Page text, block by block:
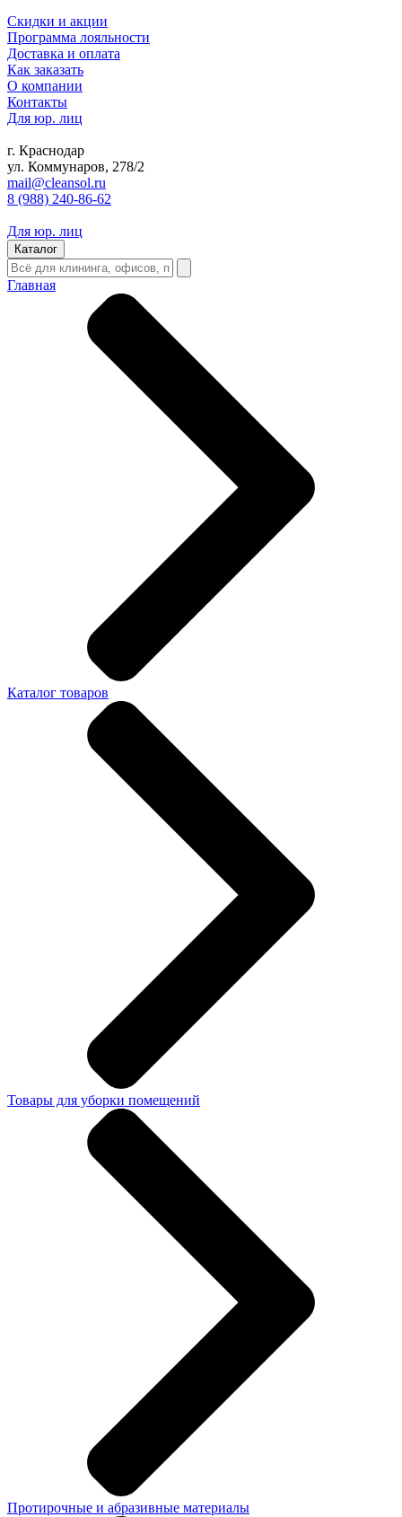
Скидки и акции
Программа лояльности
Доставка и оплата
Как заказать
О компании
Контакты
Для юр. лиц
г. Краснодар
ул. Коммунаров, 278/2
mail@cleansol.ru
8 (988) 240-86-62
Для юр. лиц
Каталог
Главная
Каталог товаров
Товары для уборки помещений
Протирочные и абразивные материалы